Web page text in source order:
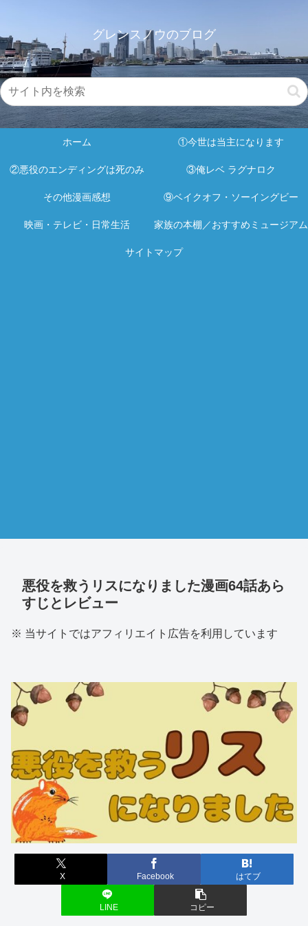
グレンスノウのブログ
ホーム ①今世は当主になります
②悪役のエンディングは死のみ ③俺レベ ラグナロク
その他漫画感想 ⑨ベイクオフ・ソーイングビー
映画・テレビ・日常生活 家族の本棚／おすすめミュージアム
サイトマップ
悪役を救うリスになりました漫画64話あら
すじとレビュー
※ 当サイトではアフィリエイト広告を利用しています
X Facebook はてブ
LINE コピー